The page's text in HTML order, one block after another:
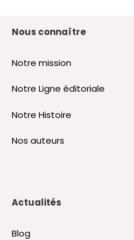
Nous connaître
Notre mission
Notre Ligne éditoriale
Notre Histoire
Nos auteurs
Actualités
Blog